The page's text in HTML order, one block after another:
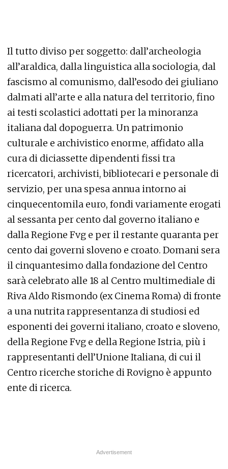
Il tutto diviso per soggetto: dall’archeologia
all’araldica, dalla linguistica alla sociologia, dal
fascismo al comunismo, dall’esodo dei giuliano
dalmati all’arte e alla natura del territorio, fino
ai testi scolastici adottati per la minoranza
italiana dal dopoguerra. Un patrimonio
culturale e archivistico enorme, affidato alla
cura di diciassette dipendenti fissi tra
ricercatori, archivisti, bibliotecari e personale di
servizio, per una spesa annua intorno ai
cinquecentomila euro, fondi variamente erogati
al sessanta per cento dal governo italiano e
dalla Regione Fvg e per il restante quaranta per
cento dai governi sloveno e croato. Domani sera
il cinquantesimo dalla fondazione del Centro
sarà celebrato alle 18 al Centro multimediale di
Riva Aldo Rismondo (ex Cinema Roma) di fronte
a una nutrita rappresentanza di studiosi ed
esponenti dei governi italiano, croato e sloveno,
della Regione Fvg e della Regione Istria, più i
rappresentanti dell’Unione Italiana, di cui il
Centro ricerche storiche di Rovigno è appunto
ente di ricerca.